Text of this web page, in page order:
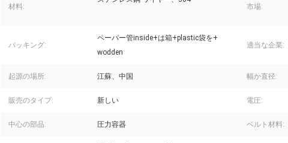
材料:
市場:
パッキング:
ペーパー管inside+は箱+plastic袋を+
wodden
適当な企業:
起源の場所: 江蘇、中国 幅か直径:
販売のタイプ: 新しい 電圧:
中心の部品: 圧力容器 ベルト材料: